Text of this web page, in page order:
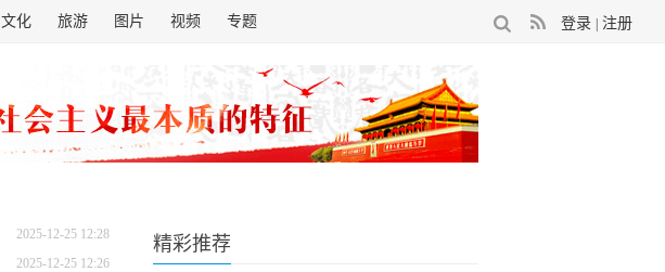
登录 注册
文化 旅游 图片 视频 专题
2025-12-25 12:28
2025-12-25 12:26
精彩推荐